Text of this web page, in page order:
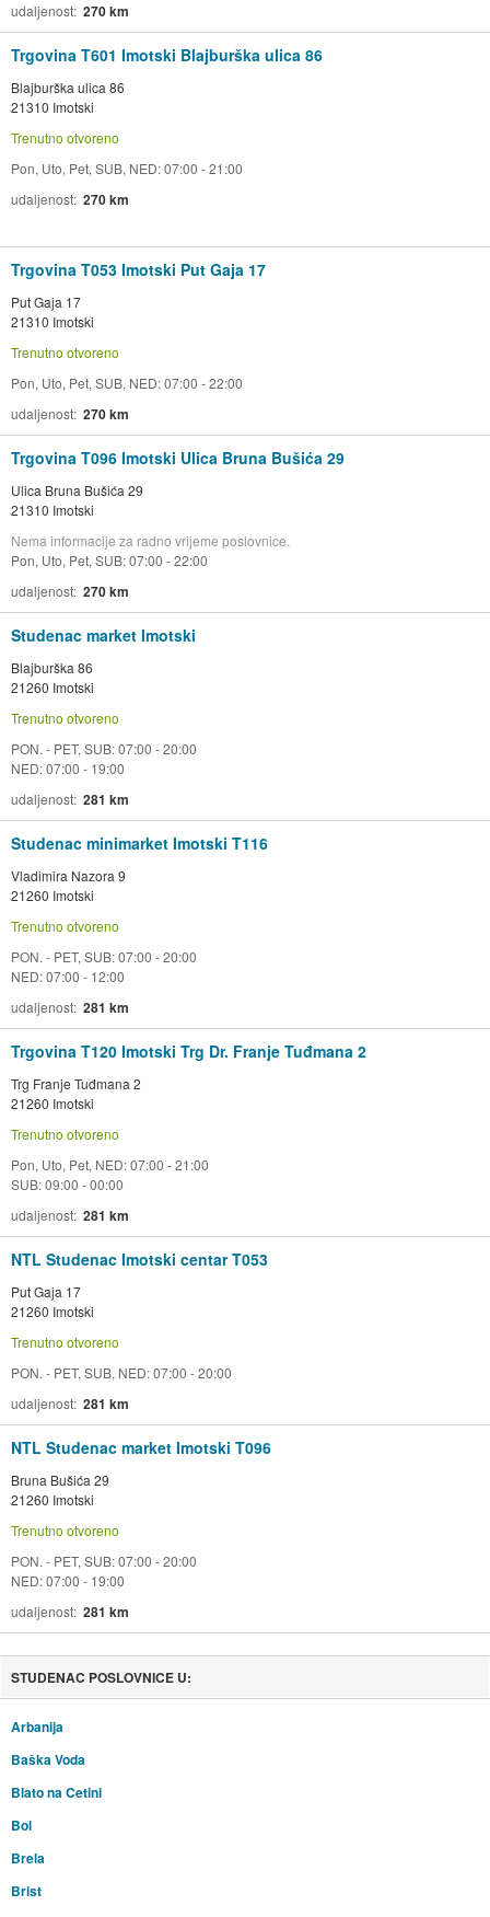
udaljenost 270 km
Trgovina T601 Imotski Blajburška ulica 86
Blajburška ulica 86
21310 Imotski
Trenutno otvoreno
Pon, Uto, Pet, SUB, NED: 07:00 - 21:00
udaljenost 270 km
Trgovina T053 Imotski Put Gaja 17
Put Gaja 17
21310 Imotski
Trenutno otvoreno
Pon, Uto, Pet, SUB, NED: 07:00 - 22:00
udaljenost 270 km
Trgovina T096 Imotski Ulica Bruna Bušića 29
Ulica Bruna Bušića 29
21310 Imotski
Nema informacije za radno vrijeme poslovnice.
Pon, Uto, Pet, SUB: 07:00 - 22:00
udaljenost 270 km
Studenac market Imotski
Blajburška 86
21260 Imotski
Trenutno otvoreno
PON. - PET, SUB: 07:00 - 20:00
NED: 07:00 - 19:00
udaljenost 281 km
Studenac minimarket Imotski T116
Vladimira Nazora 9
21260 Imotski
Trenutno otvoreno
PON. - PET, SUB: 07:00 - 20:00
NED: 07:00 - 12:00
udaljenost 281 km
Trgovina T120 Imotski Trg Dr. Franje Tuđmana 2
Trg Franje Tuđmana 2
21260 Imotski
Trenutno otvoreno
Pon, Uto, Pet, NED: 07:00 - 21:00
SUB: 09:00 - 00:00
udaljenost 281 km
NTL Studenac Imotski centar T053
Put Gaja 17
21260 Imotski
Trenutno otvoreno
PON. - PET, SUB, NED: 07:00 - 20:00
udaljenost 281 km
NTL Studenac market Imotski T096
Bruna Bušića 29
21260 Imotski
Trenutno otvoreno
PON. - PET, SUB: 07:00 - 20:00
NED: 07:00 - 19:00
udaljenost 281 km
STUDENAC POSLOVNICE U:
Arbanija
Baška Voda
Blato na Cetini
Bol
Brela
Brist